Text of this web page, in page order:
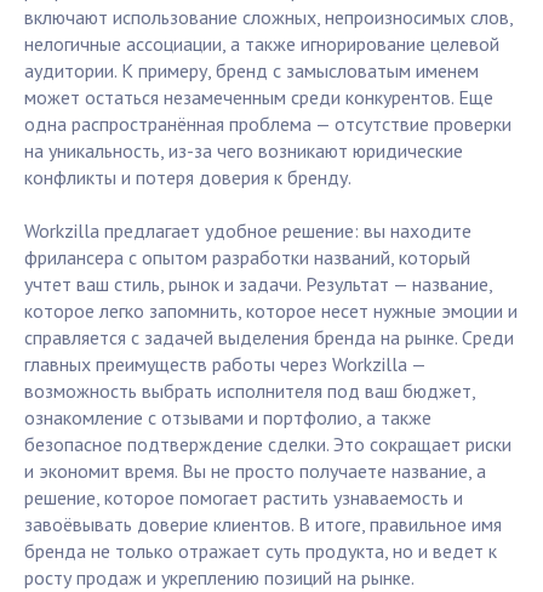
включают использование сложных, непроизносимых слов,
нелогичные ассоциации, а также игнорирование целевой
аудитории. К примеру, бренд с замысловатым именем
может остаться незамеченным среди конкурентов. Еще
одна распространённая проблема — отсутствие проверки
на уникальность, из-за чего возникают юридические
конфликты и потеря доверия к бренду.
Workzilla предлагает удобное решение: вы находите
фрилансера с опытом разработки названий, который
учтет ваш стиль, рынок и задачи. Результат — название,
которое легко запомнить, которое несет нужные эмоции и
справляется с задачей выделения бренда на рынке. Среди
главных преимуществ работы через Workzilla —
возможность выбрать исполнителя под ваш бюджет,
ознакомление с отзывами и портфолио, а также
безопасное подтверждение сделки. Это сокращает риски
и экономит время. Вы не просто получаете название, а
решение, которое помогает растить узнаваемость и
завоёвывать доверие клиентов. В итоге, правильное имя
бренда не только отражает суть продукта, но и ведет к
росту продаж и укреплению позиций на рынке.